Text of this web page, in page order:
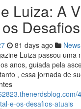
Luiza: A
81 days ago News
Luiza passou uma
anos, guiada pela
, essa jornada de
e-os-desafios-atuais